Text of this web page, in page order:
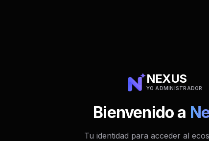
NEXUS
YO ADMINISTRADOR
Bienvenido a
Tu identidad para acceder al